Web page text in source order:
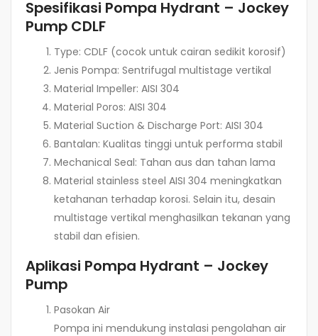
Spesifikasi Pompa Hydrant – Jockey
Pump CDLF
Type: CDLF (cocok untuk cairan sedikit korosif)
Jenis Pompa: Sentrifugal multistage vertikal
Material Impeller: AISI 304
Material Poros: AISI 304
Material Suction & Discharge Port: AISI 304
Bantalan: Kualitas tinggi untuk performa stabil
Mechanical Seal: Tahan aus dan tahan lama
Material stainless steel AISI 304 meningkatkan
ketahanan terhadap korosi. Selain itu, desain
multistage vertikal menghasilkan tekanan yang
stabil dan efisien.
Aplikasi Pompa Hydrant – Jockey
Pump
Pasokan Air
Pompa ini mendukung instalasi pengolahan air